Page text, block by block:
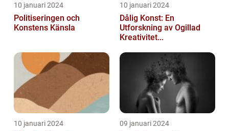
10 januari 2024
Politiseringen och
Konstens Känsla
10 januari 2024
Dålig Konst: En
Utforskning av Ogillad
Kreativitet...
10 januari 2024 09 januari 2024